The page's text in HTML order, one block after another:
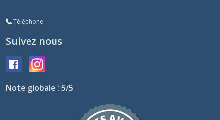
Téléphone
Suivez nous
Note globale : 5/5